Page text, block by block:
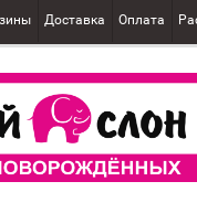
Доставка Оплата